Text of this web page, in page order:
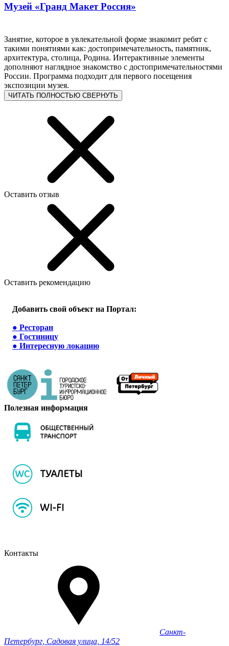
Музей «Гранд Макет Россия»
Занятие, которое в увлекательной форме знакомит ребят с
такими понятиями как: достопримечательность, памятник,
архитектура, столица, Родина. Интерактивные элементы
дополняют наглядное знакомство с достопримечательностями
России. Программа подходит для первого посещения
экспозиции музея.
ЧИТАТЬ ПОЛНОСТЬЮ СВЕРНУТЬ
Оставить отзыв
Оставить рекомендацию
Добавить свой объект на Портал:
● Ресторан
● Гостиницу
● Интересную локацию
Полезная информация
Контакты
Санкт-
Петербург, Садовая улица, 14/52